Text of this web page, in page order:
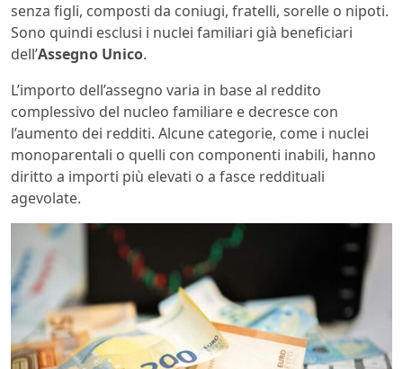
senza figli, composti da coniugi, fratelli, sorelle o nipoti.
Sono quindi esclusi i nuclei familiari già beneficiari
dell’Assegno Unico.
L’importo dell’assegno varia in base al reddito
complessivo del nucleo familiare e decresce con
l’aumento dei redditi. Alcune categorie, come i nuclei
monoparentali o quelli con componenti inabili, hanno
diritto a importi più elevati o a fasce reddituali
agevolate.